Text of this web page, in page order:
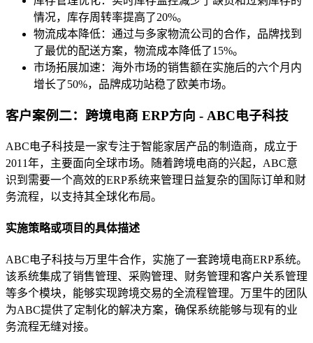
情况，库存周转率提高了20%。
物流成本降低：通过与多家物流公司的合作，品牌找到
了最优的配送方案，物流成本降低了15%。
市场拓展加速：海外市场的销售额在实施后的六个月内
增长了50%，品牌成功站稳了欧美市场。
客户案例二：跨境电商 ERP方向 - ABC电子科技
ABC电子科技是一家专注于智能家居产品的制造商，成立于
2011年，主要面向全球市场。随着跨境电商的兴起，ABC意
识到需要一个高效的ERP系统来管理日益复杂的国际订单和财
务流程，以支持其全球化布局。
实施策略或项目的具体描述
ABC电子科技与万里牛合作，实施了一套跨境电商ERP系统。
该系统集成了销售管理、采购管理、财务管理和客户关系管理
等多个模块，能够实现跨境交易的全流程管理。万里牛的团队
为ABC提供了定制化的解决方案，确保系统能够与现有的业
务流程无缝对接。